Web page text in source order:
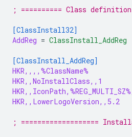
; ========== Class definition
[ClassInstall32]
AddReg = ClassInstall_AddReg
[ClassInstall_AddReg]
HKR,,,,%ClassName%
HKR,,NoInstallClass,,1
HKR,,LowerLogoVersion,,5.2
; ===================